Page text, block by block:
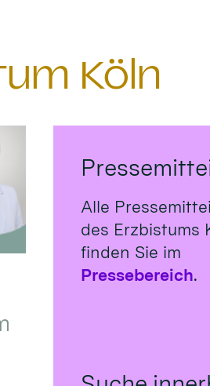
Köln
Alle
des Erzbistums
finden Sie im
Pressebereich.